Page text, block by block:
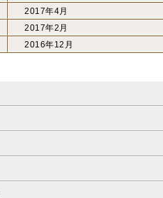
2017年4月
2017年2月
2016年12月